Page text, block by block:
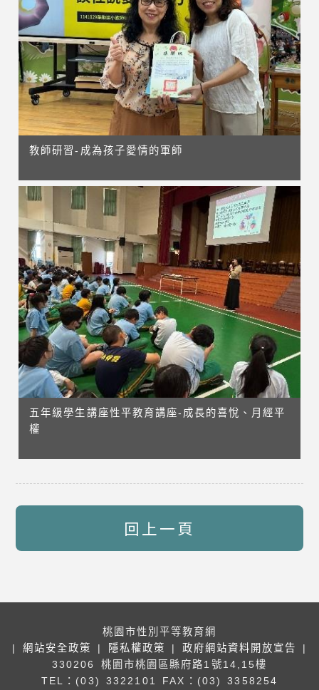
教師研習-成為孩子愛情的軍師
五年級學生講座性平教育講座-成長的喜悅、月經平
權
回上一頁
桃園市性別平等教育網
| 網站安全政策 | 隱私權政策 | 政府網站資料開放宣告
|
330206 桃園市桃園區縣府路1號14,15樓
TEL：(03) 3322101
FAX：(03) 3358254